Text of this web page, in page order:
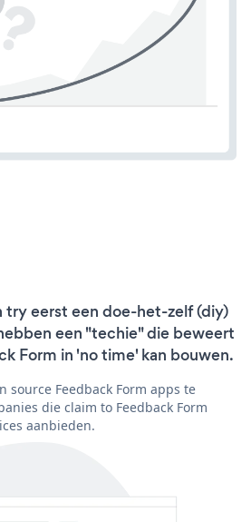
eerst een doe-het-zelf (diy)
een "techie" die beweert
Form in 'no time' kan bouwen.
source Feedback Form apps te
die claim to Feedback Form
aanbieden.